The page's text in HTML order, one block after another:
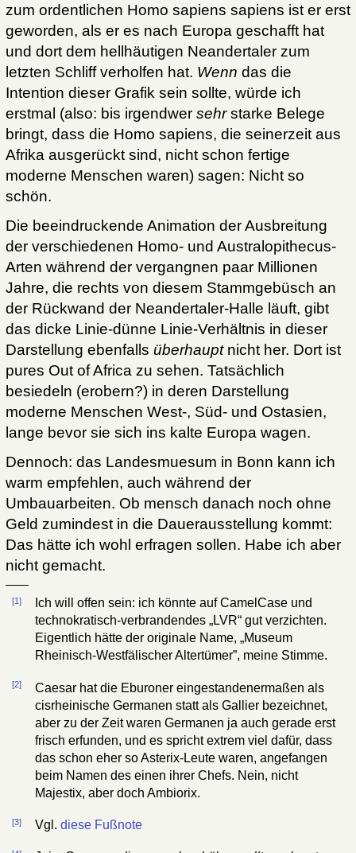
zum ordentlichen Homo sapiens sapiens ist er erst
geworden, als er es nach Europa geschafft hat
und dort dem hellhäutigen Neandertaler zum
letzten Schliff verholfen hat. Wenn das die
Intention dieser Grafik sein sollte, würde ich
erstmal (also: bis irgendwer sehrstarke Belege
bringt, dass die Homo sapiens, die seinerzeit aus
Afrika ausgerückt sind, nicht schon fertige
moderne Menschen waren) sagen: Nicht so
schön.
Die beeindruckende Animation der Ausbreitung
der verschiedenen Homo- und Australopithecus-
Arten während der vergangnen paar Millionen
Jahre, die rechts von diesem Stammgebüsch an
der Rückwand der Neandertaler-Halle läuft, gibt
das dicke Linie-dünne Linie-Verhältnis in dieser
Darstellung ebenfalls überhauptnicht her. Dort ist
pures Out of Africa zu sehen. Tatsächlich
besiedeln (erobern?) in deren Darstellung
moderne Menschen West-, Süd- und Ostasien,
lange bevor sie sich ins kalte Europa wagen.
Dennoch: das Landesmuesum in Bonn kann ich
warm empfehlen, auch während der
Umbauarbeiten. Ob mensch danach noch ohne
Geld zumindest in die Dauerausstellung kommt:
Das hätte ich wohl erfragen sollen. Habe ich aber
nicht gemacht.
[1]
Ich will offen sein: ich könnte auf CamelCase und
technokratisch-verbrandendes „LVR“ gut verzichten.
Eigentlich hätte der originale Name, „Museum
Rheinisch-Westfälischer Altertümer”, meine Stimme.
[2]
Caesar hat die Eburoner eingestandenermaßen als
cisrheinische Germanen statt als Gallier bezeichnet,
aber zu der Zeit waren Germanen ja auch gerade erst
frisch erfunden, und es spricht extrem viel dafür, dass
das schon eher so Asterix-Leute waren, angefangen
beim Namen des einen ihrer Chefs. Nein, nicht
Majestix, aber doch Ambiorix.
[3] Vgl.diese Fußnote